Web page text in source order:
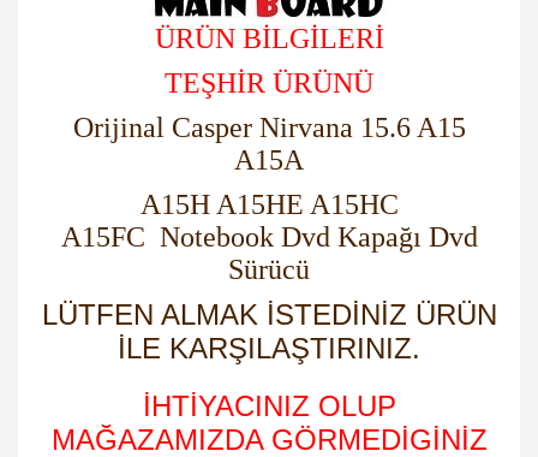
ÜRÜN BİLGİLERİ
TEŞHİR ÜRÜNÜ
Orijinal Casper Nirvana 15.6 A15
A15A
A15H A15HE A15HC
A15FC Notebook Dvd Kapağı Dvd
Sürücü
LÜTFEN ALMAK İSTEDİNİZ ÜRÜN
İLE KARŞILAŞTIRINIZ.
İHTİYACINIZ OLUP
MAĞAZAMIZDA GÖRMEDİGİNİZ